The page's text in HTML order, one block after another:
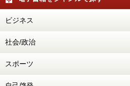
ビジネス
社会/政治
スポーツ